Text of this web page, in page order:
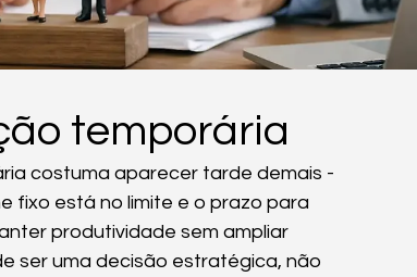
temporária
costuma aparecer tarde demais -
fixo está no limite e o prazo para
produtividade sem ampliar
ser uma decisão estratégica, não